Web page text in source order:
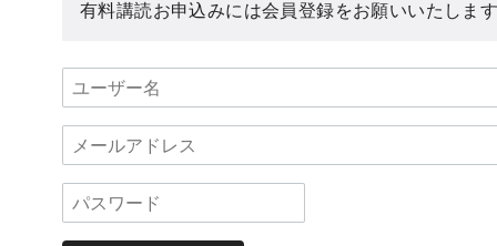
有料講読お申込みには会員登録をお願いいたしま